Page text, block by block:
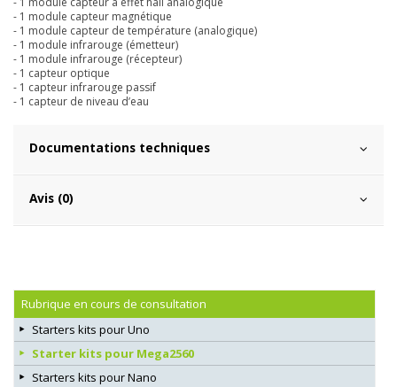
- 1 module capteur magnétique
- 1 module capteur de température (analogique)
- 1 module infrarouge (émetteur)
- 1 module infrarouge (récepteur)
- 1 capteur optique
- 1 capteur infrarouge passif
- 1 capteur de niveau d’eau
Documentations techniques
Avis (0)
Rubrique en cours de consultation
Starters kits pour Uno
Starter kits pour Mega2560
Starters kits pour Nano